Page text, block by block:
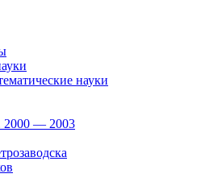
науки
2000 — 2003